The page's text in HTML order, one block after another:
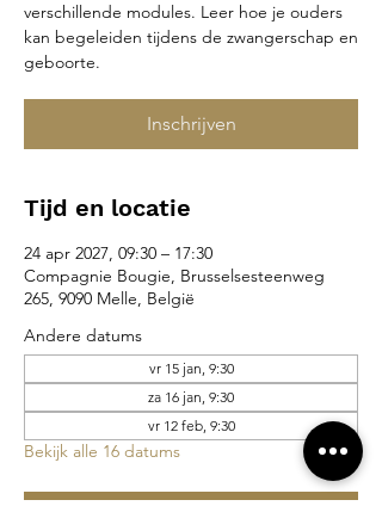
verschillende modules. Leer hoe je ouders
kan begeleiden tijdens de zwangerschap en
geboorte.
Inschrijven
Tijd en locatie
24 apr 2027, 09:30 – 17:30
Compagnie Bougie, Brusselsesteenweg
265, 9090 Melle, België
Andere datums
vr 15 jan, 9:30
za 16 jan, 9:30
vr 12 feb, 9:30
Bekijk alle 16 datums